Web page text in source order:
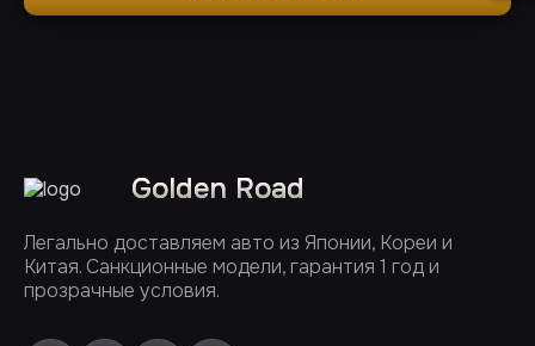
Golden Road
Легально доставляем авто из Японии, Кореи и
Китая. Санкционные модели, гарантия 1 год и
прозрачные условия.